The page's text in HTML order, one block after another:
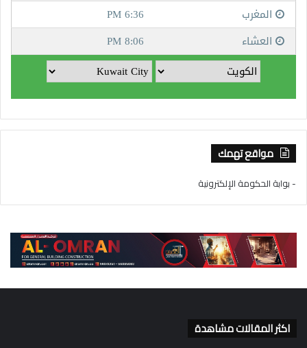
مواقع تهمك
- بوابة الحكومة الإلكترونية
اكثر المقالات مشاهدة